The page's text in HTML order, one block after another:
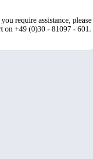
require assistance, please
on +49 (0)30 - 81097 - 601.